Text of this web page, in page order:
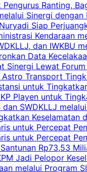
Ranting,
Sinergi
Siap
Kendaraan
dan IWKBU
Data
Sinergi Lewat
Transport
untuk
Playen untuk
SWDKLLJ
Keselamatan
untuk Percepat
untuk Percepat
Rp73,53
Jadi Pelopor
melalui Program